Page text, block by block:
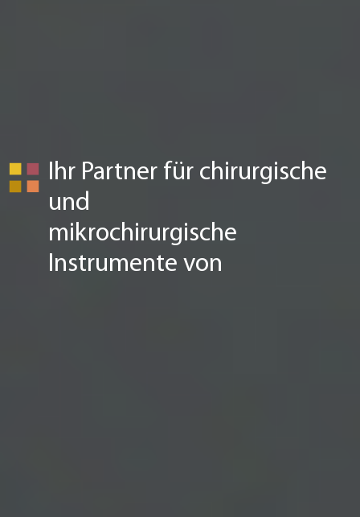
Ihr Partner für chirurgische
und
mikrochirurgische
Instrumente von